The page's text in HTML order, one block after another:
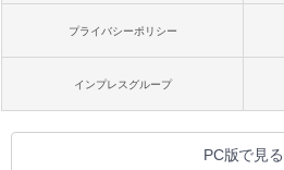
プライバシーポリシー
インプレスグループ
PC版で見る